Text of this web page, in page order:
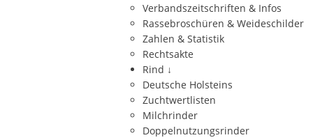
Verbandszeitschriften & Infos
Rassebroschüren & Weideschilder
Zahlen & Statistik
Rechtsakte
Rind ↓
Deutsche Holsteins
Zuchtwertlisten
Milchrinder
Doppelnutzungsrinder